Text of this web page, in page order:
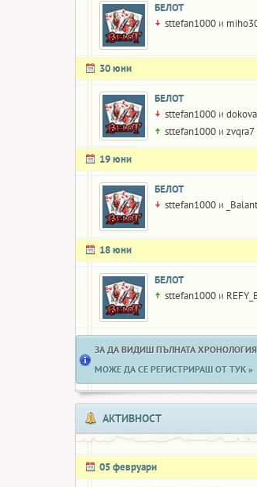
БЕЛОТ
sttefan1000 и
30 юни
БЕЛОТ
sttefan1000 и
sttefan1000 и zvqra7
19 юни
БЕЛОТ
sttefan1000 и
18 юни
БЕЛОТ
sttefan1000 и
ЗА ДА ВИДИШ ПЪЛНАТА ХРОНОЛОГИЯ
МОЖЕ ДА СЕ РЕГИСТРИРАШ ОТ ТУК »
АКТИВНОСТ
05 февруари